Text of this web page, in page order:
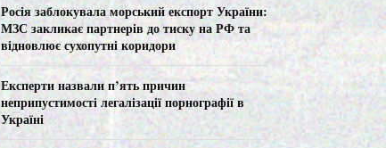
H
Росія заблокувала морський експорт України:
МЗС закликає партнерів до тиску на РФ та
відновлює сухопутні коридори
Експерти назвали п’ять причин
неприпустимості легалізації порнографії в
Україні